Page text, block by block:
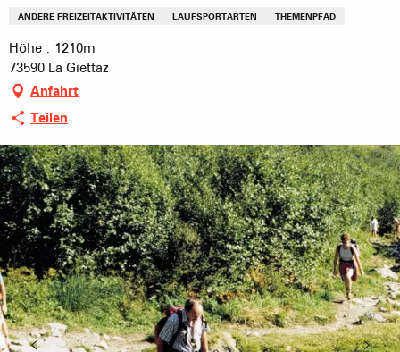
ANDERE FREIZEITAKTIVITÄTEN LAUFSPORTARTEN THEMENPFAD
Höhe : 1210m
73590 La Giettaz
Anfahrt
Teilen